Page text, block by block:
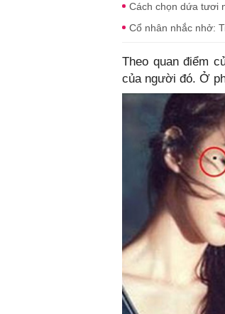
Cách chọn dứa tươi
Cổ nhân nhắc nhở:
Theo quan điểm
của người đó. Ở